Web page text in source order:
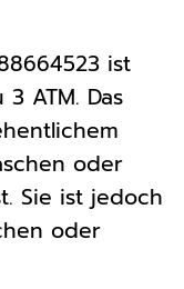
ist
ATM. Das
oder
Sie ist jedoch
oder